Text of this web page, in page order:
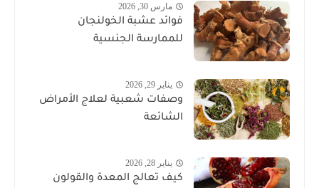
مارس 30, 2026
فوائد عشبة الخولنجان
للممارسة الجنسية
يناير 29, 2026
وصفات شعبية لعلاج الأمراض
الشائعة
يناير 28, 2026
كيف تعالج المعدة والقولون